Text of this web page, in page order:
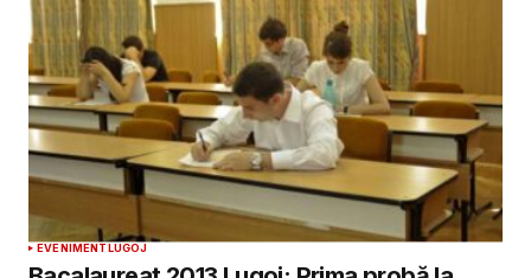
EVENIMENTLUGOJ